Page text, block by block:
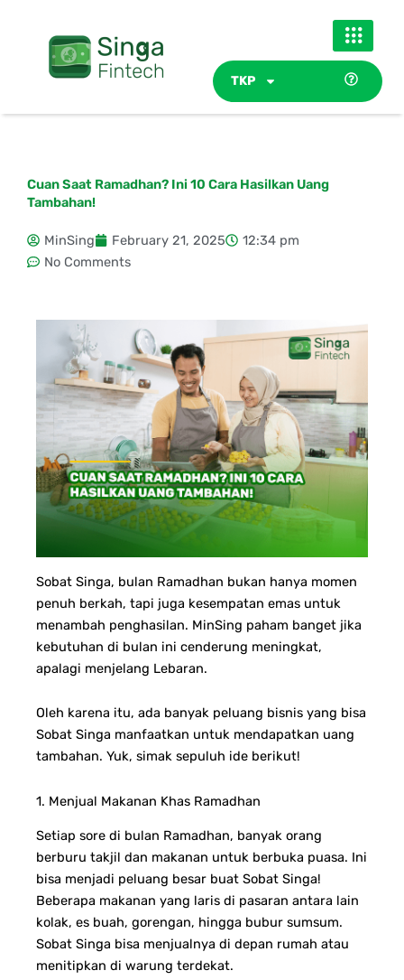
TKP
Cuan Saat Ramadhan? Ini 10 Cara Hasilkan Uang
Tambahan!
MinSing February 21, 2025
12:34 pm
No Comments
Sobat Singa, bulan Ramadhan bukan hanya momen
penuh berkah, tapi juga kesempatan emas untuk
menambah penghasilan. MinSing paham banget jika
kebutuhan di bulan ini cenderung meningkat,
apalagi menjelang Lebaran.
Oleh karena itu, ada banyak peluang bisnis yang bisa
Sobat Singa manfaatkan untuk mendapatkan uang
tambahan. Yuk, simak sepuluh ide berikut!
1. Menjual Makanan Khas Ramadhan
Setiap sore di bulan Ramadhan, banyak orang
berburu takjil dan makanan untuk berbuka puasa. Ini
bisa menjadi peluang besar buat Sobat Singa!
Beberapa makanan yang laris di pasaran antara lain
kolak, es buah, gorengan, hingga bubur sumsum.
Sobat Singa bisa menjualnya di depan rumah atau
menitipkan di warung terdekat.